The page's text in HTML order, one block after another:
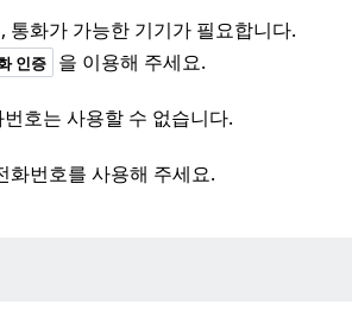
통화가 가능한 기기가 필요합니다.
인증 을 이용해 주세요.
호는 사용할 수 없습니다.
화번호를 사용해 주세요.